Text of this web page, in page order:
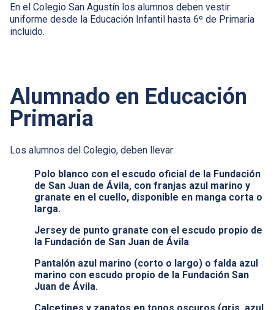
En el Colegio San Agustín los alumnos deben vestir
uniforme desde la Educación Infantil hasta 6º de Primaria
incluido.
Alumnado en Educación
Primaria
Los alumnos del Colegio, deben llevar:
Polo blanco con el escudo oficial de la Fundación
de San Juan de Ávila, con franjas azul marino y
granate en el cuello, disponible en manga corta o
larga.
Jersey de punto granate con el escudo propio de
la Fundación de San Juan de Ávila.
Pantalón azul marino (corto o largo) o falda azul
marino con escudo propio de la Fundación San
Juan de Ávila.
Calcetines y zapatos en tonos oscuros (gris, azul